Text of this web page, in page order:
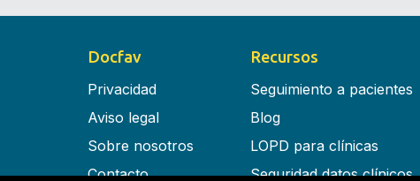
Docfav
Privacidad
Aviso legal
Sobre nosotros
Contacto
Recursos
Seguimiento a pacientes
Blog
LOPD para clínicas
Seguridad datos clínicos